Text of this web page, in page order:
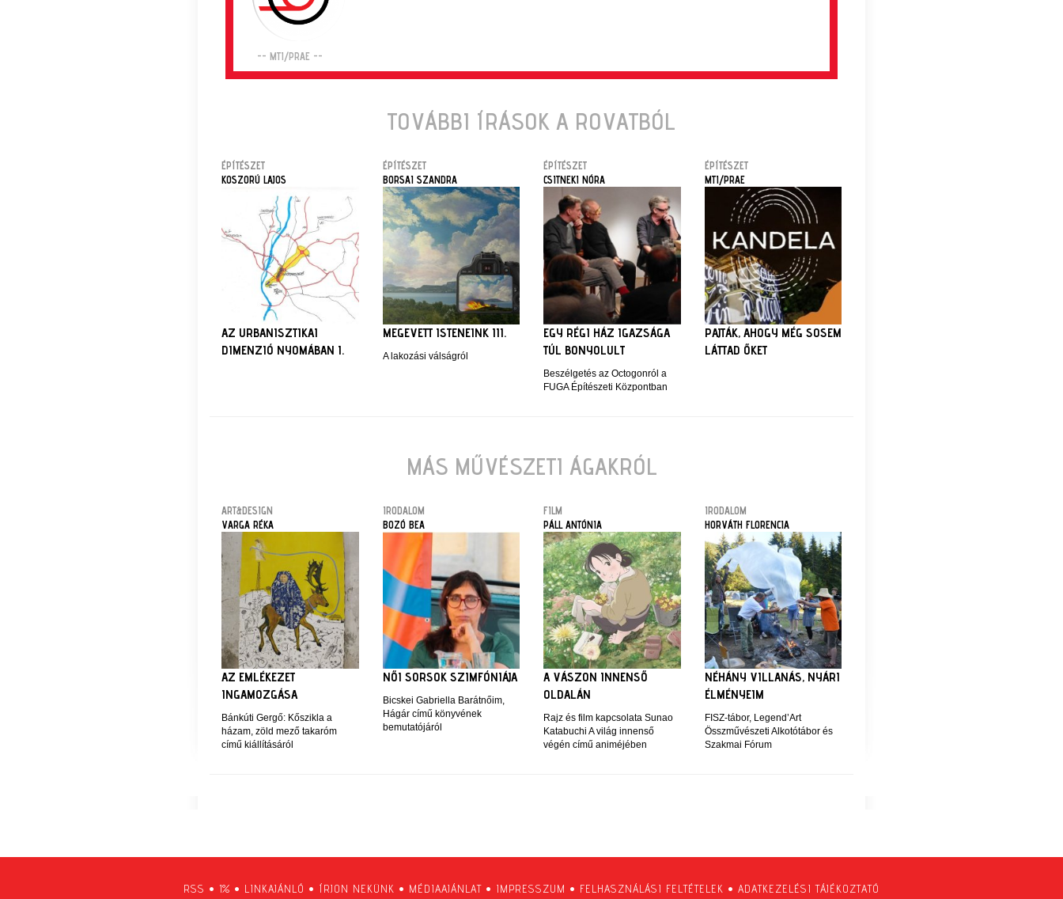
-- MTI/PRAE --
TOVÁBBI ÍRÁSOK A ROVATBÓL
ÉPÍTÉSZET
KOSZORÚ LAJOS
AZ URBANISZTIKAI
DIMENZIÓ NYOMÁBAN I.
ÉPÍTÉSZET
BORSAI SZANDRA
MEGEVETT ISTENEINK III.
A lakozási válságról
ÉPÍTÉSZET
CSITNEKI NÓRA
EGY RÉGI HÁZ IGAZSÁGA
TÚL BONYOLULT
Beszélgetés az Octogonról a
FUGA Építészeti Központban
ÉPÍTÉSZET
MTI/PRAE
PAJTÁK, AHOGY MÉG SOSEM
LÁTTAD ŐKET
MÁS MŰVÉSZETI ÁGAKRÓL
ART&DESIGN
VARGA RÉKA
AZ EMLÉKEZET
INGAMOZGÁSA
Bánkúti Gergő: Kőszikla a
házam, zöld mező takaróm
című kiállításáról
IRODALOM
BOZÓ BEA
NŐI SORSOK SZIMFÓNIÁJA
Bicskei Gabriella Barátnőim,
Hágár című könyvének
bemutatójáról
FILM
PÁLL ANTÓNIA
A VÁSZON INNENSŐ
OLDALÁN
Rajz és film kapcsolata Sunao
Katabuchi A világ innenső
végén című animéjében
IRODALOM
HORVÁTH FLORENCIA
NÉHÁNY VILLANÁS, NYÁRI
ÉLMÉNYEIM
FISZ-tábor, Legend’Art
Összművészeti Alkotótábor és
Szakmai Fórum
RSS • 1% • LINKAJÁNLÓ • ÍRJON NEKÜNK • MÉDIAAJÁNLAT • IMPRESSZUM • FELHASZNÁLÁSI FELTÉTELEK • ADATKEZELÉSI TÁJÉKOZTATÓ